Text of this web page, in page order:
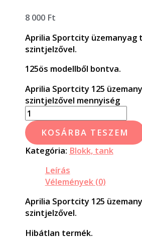
8 000 Ft
Aprilia Sportcity üzemanyag
szintjelzővel.
125ös modellből bontva.
Aprilia Sportcity 125
szintjelzővel mennyiség
KOSÁRBA TESZEM
Kategória: Blokk, tank
Leírás
Vélemények (0)
Aprilia Sportcity 125
szintjelzővel.
Hibátlan termék.